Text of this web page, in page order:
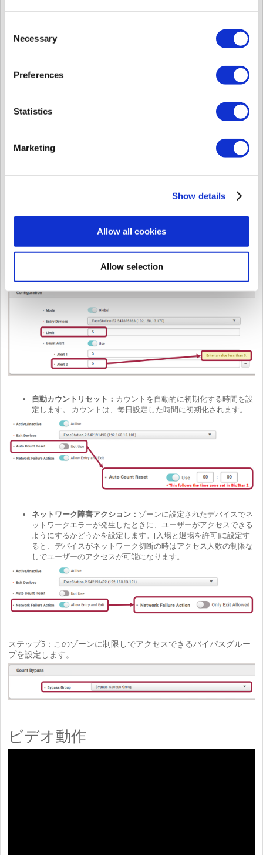
Selection
Necessary
Preferences
Statistics
Marketing
Show details
Allow all cookies
Allow selection
ると警告メッセージを表示およびイベントログが発生します。
アクセス人数より小さい数値のみを入力できます。両方の
自動カウントリセット： カウントを自動的に初期化する時間を設
定します。 カウントは、毎日設定した時間に初期化されます。
ネットワーク障害アクション： ゾーンに設定されたデバイスでネ
ットワークエラーが発生したときに、ユーザーがアクセスできる
ようにするかどうかを設定します。[入場と退場を許可]に設定す
ると、デバイスがネットワーク切断の時はアクセス人数の制限な
しでユーザーのアクセスが可能になります。
ステップ5：このゾーンに制限しでアクセスできるバイパスグルー
プを設定します。
ビデオ動作